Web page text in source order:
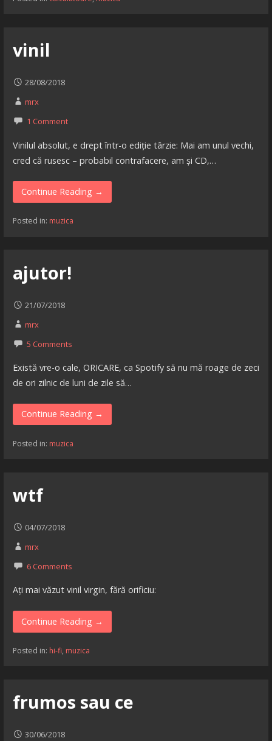
vinil
28/08/2018
mrx
1 Comment
Vinilul absolut, e drept într-o ediție târzie: Mai am unul vechi,
cred că rusesc – probabil contrafacere, am și CD,…
Continue Reading →
Posted in: muzica
ajutor!
21/07/2018
mrx
5 Comments
Există vre-o cale, ORICARE, ca Spotify să nu mă roage de zeci
de ori zilnic de luni de zile să…
Continue Reading →
Posted in: muzica
wtf
04/07/2018
mrx
6 Comments
Ați mai văzut vinil virgin, fără orificiu:
Continue Reading →
Posted in: hi-fi, muzica
frumos sau ce
30/06/2018